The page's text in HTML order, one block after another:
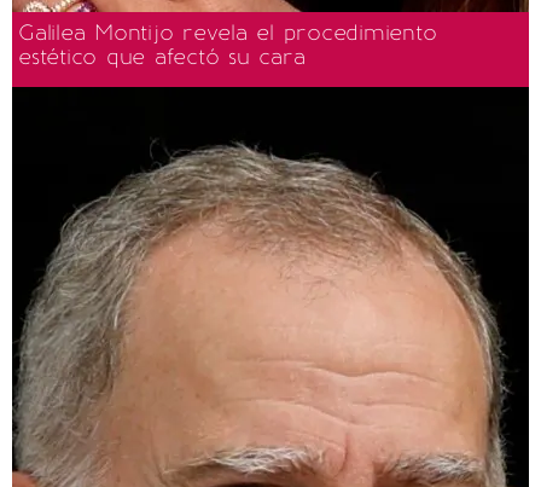
Galilea Montijo revela el procedimiento
estético que afectó su cara